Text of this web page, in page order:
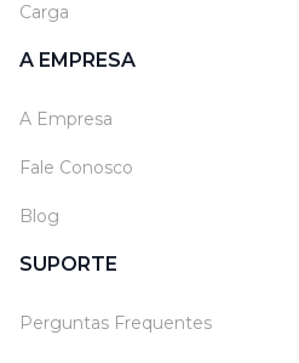
Carga
A EMPRESA
A Empresa
Fale Conosco
Blog
SUPORTE
Perguntas Frequentes